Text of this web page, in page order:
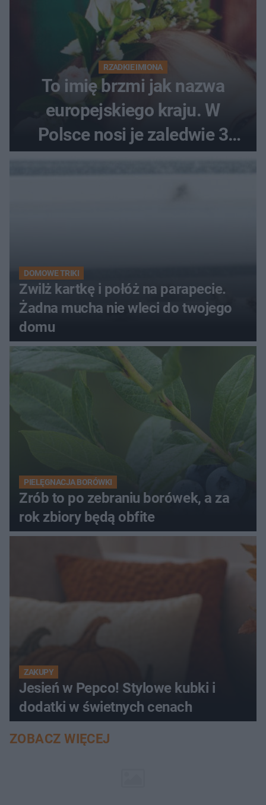
RZADKIE IMIONA
To imię brzmi jak nazwa
europejskiego kraju. W
Polsce nosi je zaledwie 3
kobiety
DOMOWE TRIKI
Zwilż kartkę i połóż na parapecie.
Żadna mucha nie wleci do twojego
domu
PIELĘGNACJA BORÓWKI
Zrób to po zebraniu borówek, a za
rok zbiory będą obfite
ZAKUPY
Jesień w Pepco! Stylowe kubki i
dodatki w świetnych cenach
ZOBACZ WIĘCEJ